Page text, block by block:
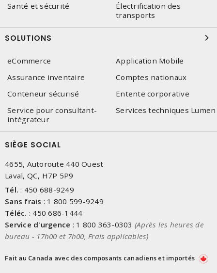
Santé et sécurité
Électrification des
transports
SOLUTIONS
eCommerce
Application Mobile
Assurance inventaire
Comptes nationaux
Conteneur sécurisé
Entente corporative
Service pour consultant-
intégrateur
Services techniques Lumen
SIÈGE SOCIAL
4655, Autoroute 440 Ouest
Laval, QC, H7P 5P9
Tél. : 450 688-9249
Sans frais : 1 800 599-9249
Téléc. : 450 686-1444
Service d'urgence : 1 800 363-0303 (Après les heures de
bureau - 17h00 et 7h00, Frais applicables)
Fait au Canada avec des composants canadiens et importés